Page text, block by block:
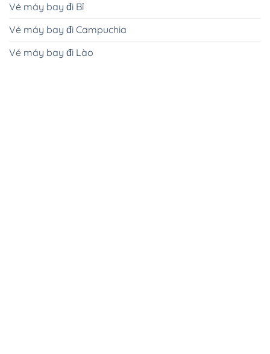
Vé máy bay đi Bỉ
Vé máy bay đi Campuchia
Vé máy bay đi Lào